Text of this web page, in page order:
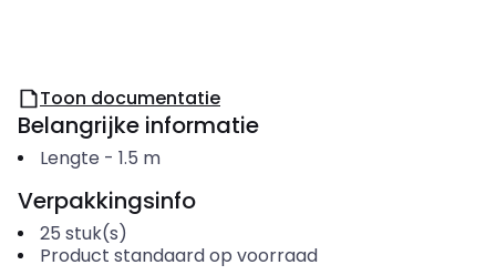
Toon documentatie
Belangrijke informatie
Lengte - 1.5 m
Verpakkingsinfo
25 stuk(s)
Product standaard op voorraad